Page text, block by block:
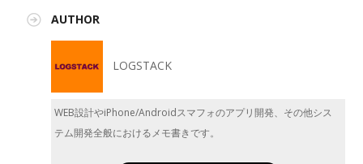
AUTHOR
LOGSTACK
WEB設計やiPhone/Androidスマフォのアプリ開発、その他シス
テム開発全般におけるメモ書きです。